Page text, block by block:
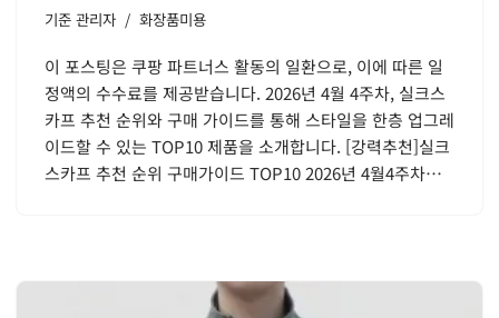
기준 관리자 화장품미용
이 포스팅은 쿠팡 파트너스 활동의 일환으로, 이에 따른 일
정액의 수수료를 제공받습니다. 2026년 4월 4주차, 실크스
카프 추천 순위와 구매 가이드를 통해 스타일을 한층 업그레
이드할 수 있는 TOP10 제품을 소개합니다. [강력추천]실크
스카프 추천 순위 구매가이드 TOP10 2026년 4월4주차…